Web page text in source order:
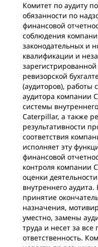
Комитет по аудиту
обязанности по
финансовой
соблюдения
законодательных и
квалификации и
ревизорской
(аудиторов), работы
аудитора компании
системы
Caterpillar, а также
результативности
соответствия
исполняет эту
финансовой
контроля компании
оценки
внутреннего
принятие
назначения,
уместно, замены
труда и несет за
ответственность.